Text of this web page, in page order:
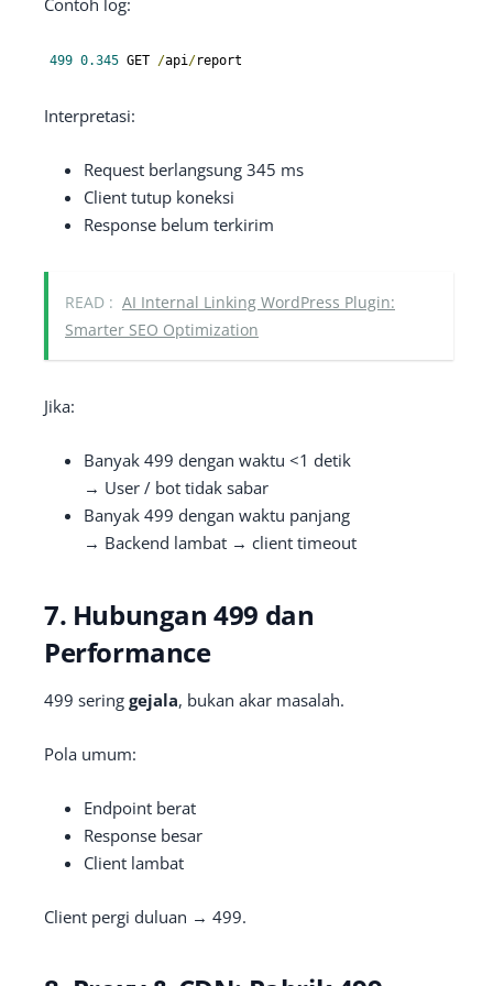
499 0.345 GET /api/report
Interpretasi:
Request berlangsung 345 ms
Client tutup koneksi
Response belum terkirim
READ : AI Internal Linking WordPress Plugin:
Smarter SEO Optimization
Jika:
Banyak 499 dengan waktu <1 detik
→ User / bot tidak sabar
Banyak 499 dengan waktu panjang
→ Backend lambat → client timeout
7. Hubungan 499 dan
Performance
499 sering gejala, bukan akar masalah.
Pola umum:
Endpoint berat
Response besar
Client lambat
Client pergi duluan → 499.